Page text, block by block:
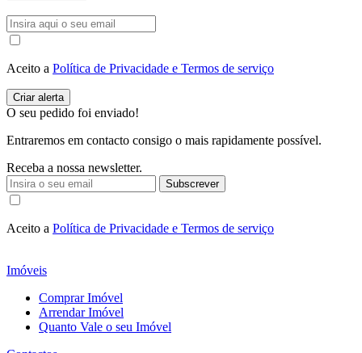
Aceito a Política de Privacidade e Termos de serviço
O seu pedido foi enviado!
Entraremos em contacto consigo o mais rapidamente possível.
Receba a nossa newsletter.
Subscrever
Aceito a Política de Privacidade e Termos de serviço
Imóveis
Comprar Imóvel
Arrendar Imóvel
Quanto Vale o seu Imóvel